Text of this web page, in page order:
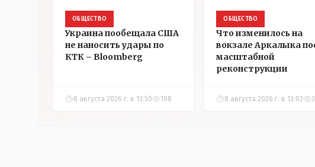
ОБЩЕСТВО
Украина пообещала США
не наносить удары по
КТК – Bloomberg
8 августа 2026 г. в 13:50 198
ОБЩЕСТВО
Что изменилось на
вокзале Аркалыка
масштабной
реконструкции
8 августа 2026 г. в 13:02